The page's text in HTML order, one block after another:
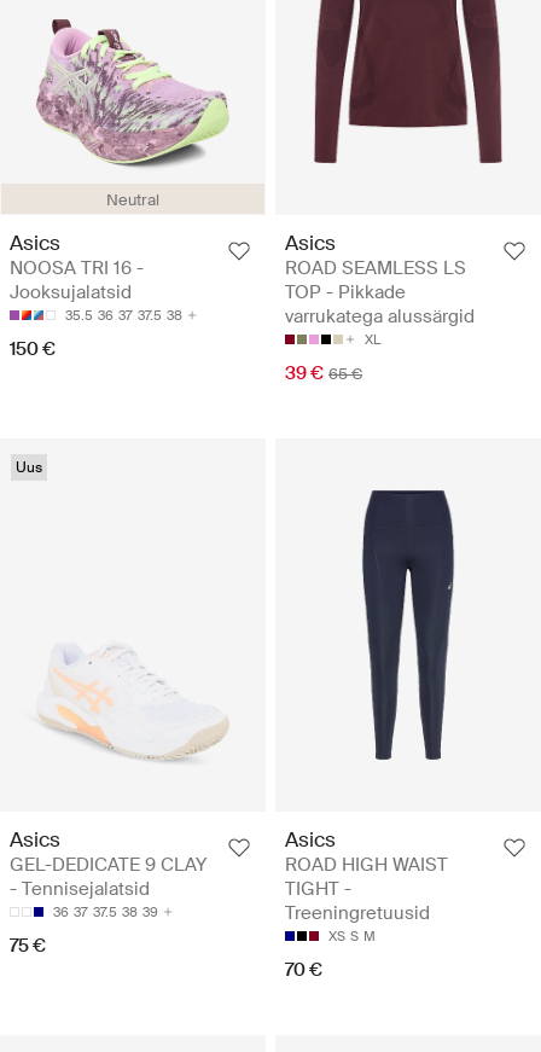
Neutral
Asics
NOOSA TRI 16 -
Jooksujalatsid
35.5 36 37 37.5 38
150 €
Asics
ROAD SEAMLESS LS
TOP - Pikkade
varrukatega alussärgid
XL
39 € 65 €
Uus
Asics
GEL-DEDICATE 9 CLAY
- Tennisejalatsid
36 37 37.5 38 39
75 €
Asics
ROAD HIGH WAIST
TIGHT -
Treeningretuusid
XS S M
70 €